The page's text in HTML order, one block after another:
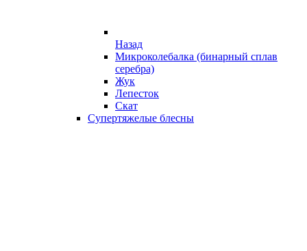
Назад
Микроколебалка (бинарный сплав
серебра)
Жук
Лепесток
Скат
Супертяжелые блесны